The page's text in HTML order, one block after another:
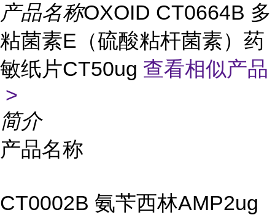
产品名称OXOID CT0664B 多
粘菌素E（硫酸粘杆菌素）药
敏纸片CT50ug 查看相似产品
>
简介
产品名称
CT0002B 氨苄西林AMP2ug